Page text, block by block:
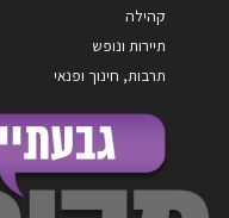
קהילה
תיירות ונופש
תרבות, חינוך ופנאי